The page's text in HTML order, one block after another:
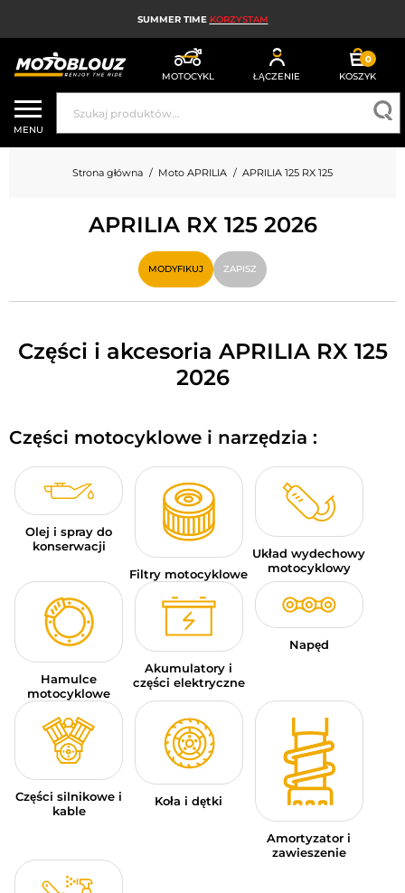
SUMMER TIME KORZYSTAM
MOTOCYKL ŁĄCZENIE
0
KOSZYK
KASK MOTOCYKLOWY
ODZIEŻ MOTOCYKLOWA DLA MĘŻCZYZN
UBRANIA MOTOCYKLOWE DAMSKIE
MX; ENDURO I TRIAL
HIGH-TECH MOTOCYKLOWY
PODUSZKA POWIETRZNA MOTOCYKLOWA
CZĘŚCI MOTOCYKLOWE I NARZĘDZIA
AKCESORIA MOTOCYKLOWE
OKAZJE I PROMOCJE
KARTY PODARUNKOWE
PL | EUR € — MODYFIKUJ
MARKI
PORADY
SKONTAKTUJ SIĘ Z NAMI
MENU
Strona główna Moto APRILIA APRILIA 125 RX 125
APRILIA RX 125 2026
MODYFIKUJ ZAPISZ
Części i akcesoria APRILIA RX 125
2026
Części motocyklowe i narzędzia :
Olej i spray do
konserwacji
Filtry motocyklowe
Układ wydechowy
motocyklowy
Hamulce
motocyklowe
Akumulatory i
części elektryczne
Napęd
Części silnikowe i
kable
Koła i dętki
Amortyzator i
zawieszenie